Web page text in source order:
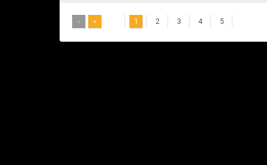
< > 1 2 3 4 5